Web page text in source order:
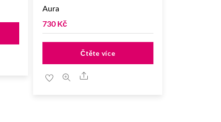
Aura
730 Kč
Čtěte více
Share